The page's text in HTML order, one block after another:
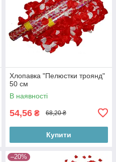
Хлопавка "Пелюстки троянд"
50 см
В наявності
54,56 ₴ 68,20 ₴
Купити
–20%